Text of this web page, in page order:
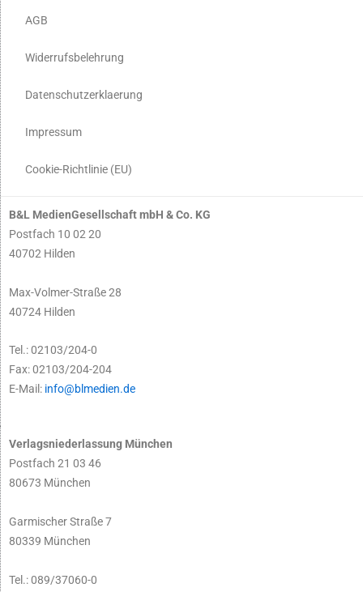
AGB
Widerrufsbelehrung
Datenschutzerklaerung
Impressum
Cookie-Richtlinie (EU)
B&L MedienGesellschaft mbH & Co. KG
Postfach 10 02 20
40702 Hilden
Max-Volmer-Straße 28
40724 Hilden
Tel.: 02103/204-0
Fax: 02103/204-204
E-Mail: info@blmedien.de
Verlagsniederlassung München
Postfach 21 03 46
80673 München
Garmischer Straße 7
80339 München
Tel.: 089/37060-0